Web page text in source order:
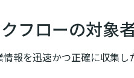
フローの対象
報を迅速かつ正確に収集